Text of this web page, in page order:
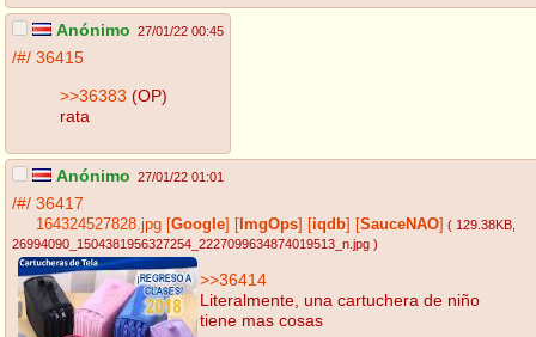
Anónimo 27/01/22 00:45
/#/ 36415
>>36383 (OP)
rata
Anónimo 27/01/22 01:01
/#/ 36417
164324527828.jpg Google ImgOps iqdb SauceNAO ( 129.38KB
26994090_1504381956327254_2227099634874019513_n.jpg )
>>36414
Literalmente, una cartuchera de niño
tiene mas cosas